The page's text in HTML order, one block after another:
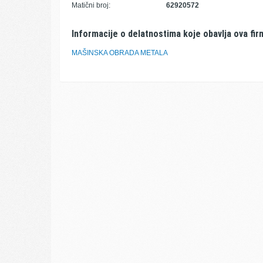
Matični broj: 62920572
Informacije o delatnostima koje obavlja ova
MAŠINSKA OBRADA METALA